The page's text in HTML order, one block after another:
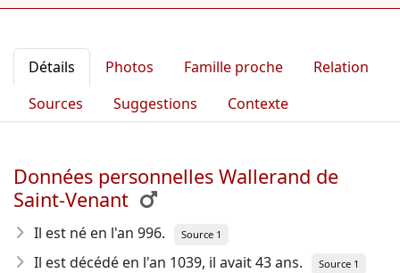
Détails Photos Famille proche
Relation
Sources
Suggestions Contexte
Données personnelles Wallerand de
Saint-Venant
Il est né en l'an 996. Source 1
Il est décédé en l'an 1039, il avait 43 ans. Source 1